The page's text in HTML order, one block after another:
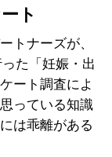
ト
トナーズが、
た「妊娠・出
ート調査によ
っている知識
は乖離がある